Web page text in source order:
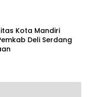
Kota Mandiri
Deli Serdang